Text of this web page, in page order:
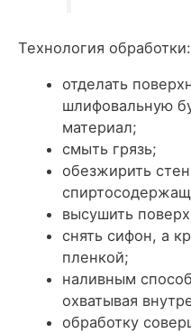
Технология обработки:
отделать
шлифовальную
материал;
смыть грязь;
обезжирить
высушить
снять сифон, а
пленкой;
наливным
охватывая
обработку